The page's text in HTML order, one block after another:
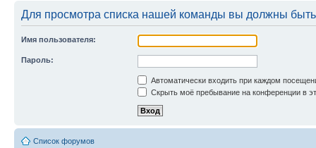
Для просмотра списка нашей команды вы должны
Имя пользователя:
Пароль:
Автоматически входить при каждом
Скрыть моё пребывание на конференции в
Список форумов